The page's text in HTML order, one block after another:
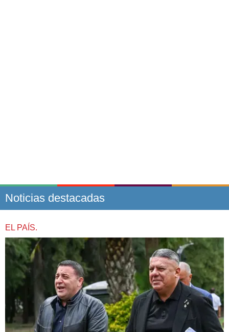
Noticias destacadas
EL PAÍS.